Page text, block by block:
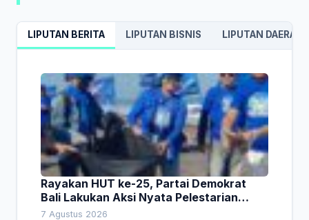
LIPUTAN BERITA LIPUTAN BISNIS LIPUTAN DAERAH
Rayakan HUT ke-25, Partai Demokrat
Bali Lakukan Aksi Nyata Pelestarian
Lingkungan
7 Agustus 2026